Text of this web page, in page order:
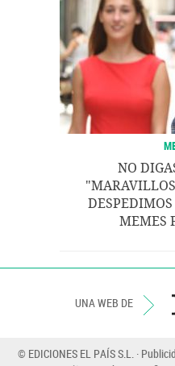
NO
DESPEDIMOS
MEMES
UNA WEB DE
© EDICIONES EL PAÍS S.L.